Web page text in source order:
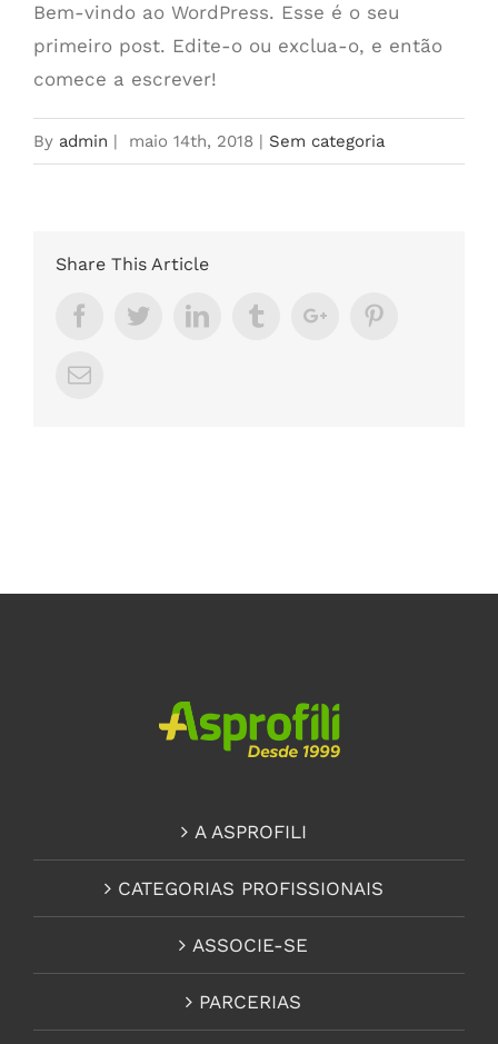
Bem-vindo ao WordPress. Esse é o seu
primeiro post. Edite-o ou exclua-o, e então
comece a escrever!
By admin | maio 14th, 2018 | Sem categoria
Share This Article
FacebookTwitterLinkedinTumblrGoogle+
Email
A ASPROFILI
CATEGORIAS PROFISSIONAIS
ASSOCIE-SE
PARCERIAS